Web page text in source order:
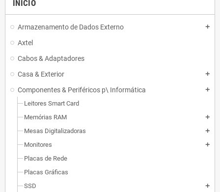
INÍCIO
Armazenamento de Dados Externo add
Axtel
Cabos & Adaptadores
Casa & Exterior
add
Componentes & Periféricos p\ Informática add
Leitores Smart Card
Memórias RAM
add
Mesas Digitalizadoras add
Monitores add
Placas de Rede
Placas Gráficas
SSD
add